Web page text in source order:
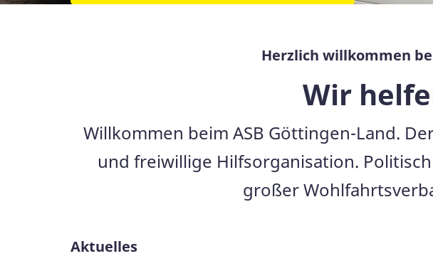
Herzlich willkommen
Wir
Willkommen beim ASB Göttingen-Land.
und freiwillige Hilfsorganisation.
großer
Aktuelles